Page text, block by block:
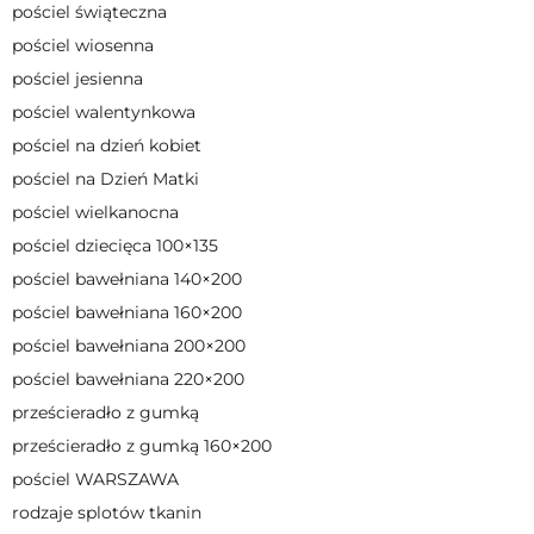
pościel świąteczna
pościel wiosenna
pościel jesienna
pościel walentynkowa
pościel na dzień kobiet
pościel na Dzień Matki
pościel wielkanocna
pościel dziecięca 100×135
pościel bawełniana 140×200
pościel bawełniana 160×200
pościel bawełniana 200×200
pościel bawełniana 220×200
prześcieradło z gumką
prześcieradło z gumką 160×200
pościel WARSZAWA
rodzaje splotów tkanin